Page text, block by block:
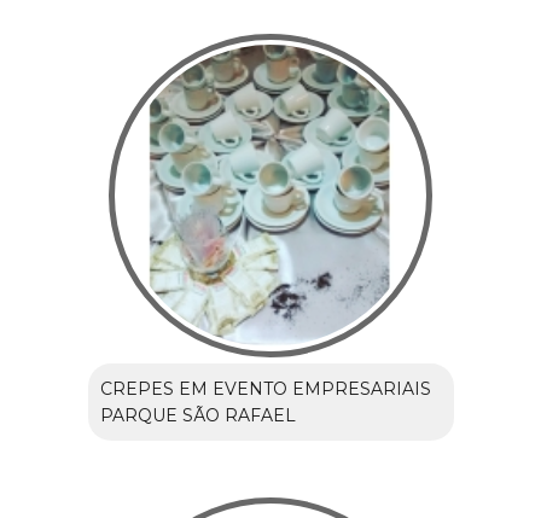
CREPES EM EVENTO EMPRESARIAIS
PARQUE SÃO RAFAEL